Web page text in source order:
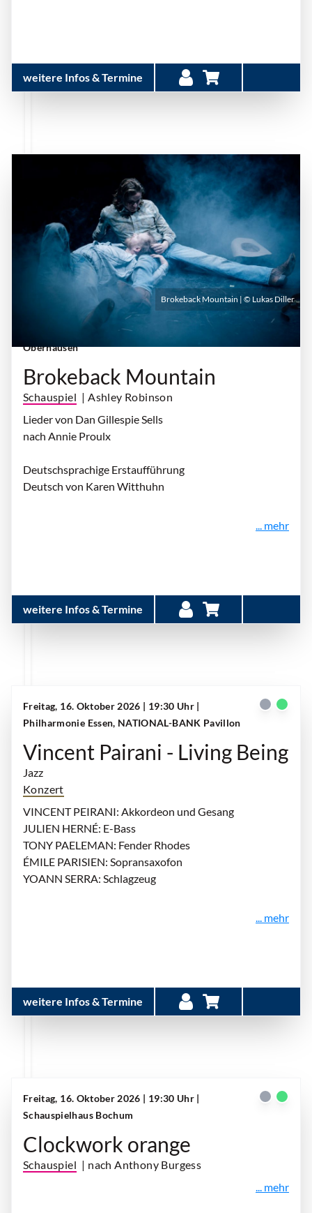
weitere Infos & Termine
Freitag, 16. Oktober 2026 | 19:30 Uhr
Oberhausen
Brokeback Mountain
Schauspiel | Ashley Robinson
Lieder von Dan Gillespie Sells
nach Annie Proulx
Deutschsprachige Erstaufführung
Deutsch von Karen Witthuhn
... mehr
weitere Infos & Termine
Brokeback Mountain | © Lukas Diller
Freitag, 16. Oktober 2026 | 19:30 Uhr |
Philharmonie Essen, NATIONAL-BANK Pavillon
Vincent Pairani - Living Being
Jazz
Konzert
VINCENT PEIRANI: Akkordeon und Gesang
JULIEN HERNÉ: E-Bass
TONY PAELEMAN: Fender Rhodes
ÉMILE PARISIEN: Sopransaxofon
YOANN SERRA: Schlagzeug
... mehr
weitere Infos & Termine
Freitag, 16. Oktober 2026 | 19:30 Uhr |
Schauspielhaus Bochum
Clockwork orange
Schauspiel | nach Anthony Burgess
... mehr